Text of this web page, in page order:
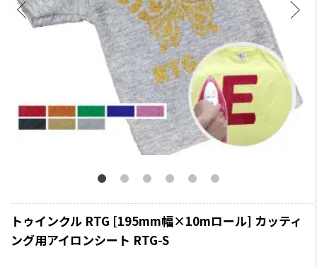
トゥインクル RTG [195mm幅×10mロール] カッティ
ング用アイロンシート RTG-S